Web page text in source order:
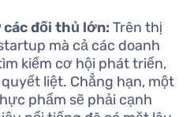
đối thủ lớn: Trên thị
mà cả các doanh
kiếm cơ hội phát triển,
liệt. Chẳng hạn, một
phẩm sẽ phải cạnh